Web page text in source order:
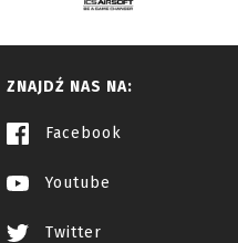
ZNAJDŹ NAS NA:
Facebook
Youtube
Twitter